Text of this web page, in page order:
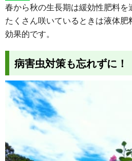
春から秋の生長期は緩効性肥料
たくさん咲いているときは液体肥
効果的です。
病害虫対策も忘れずに！